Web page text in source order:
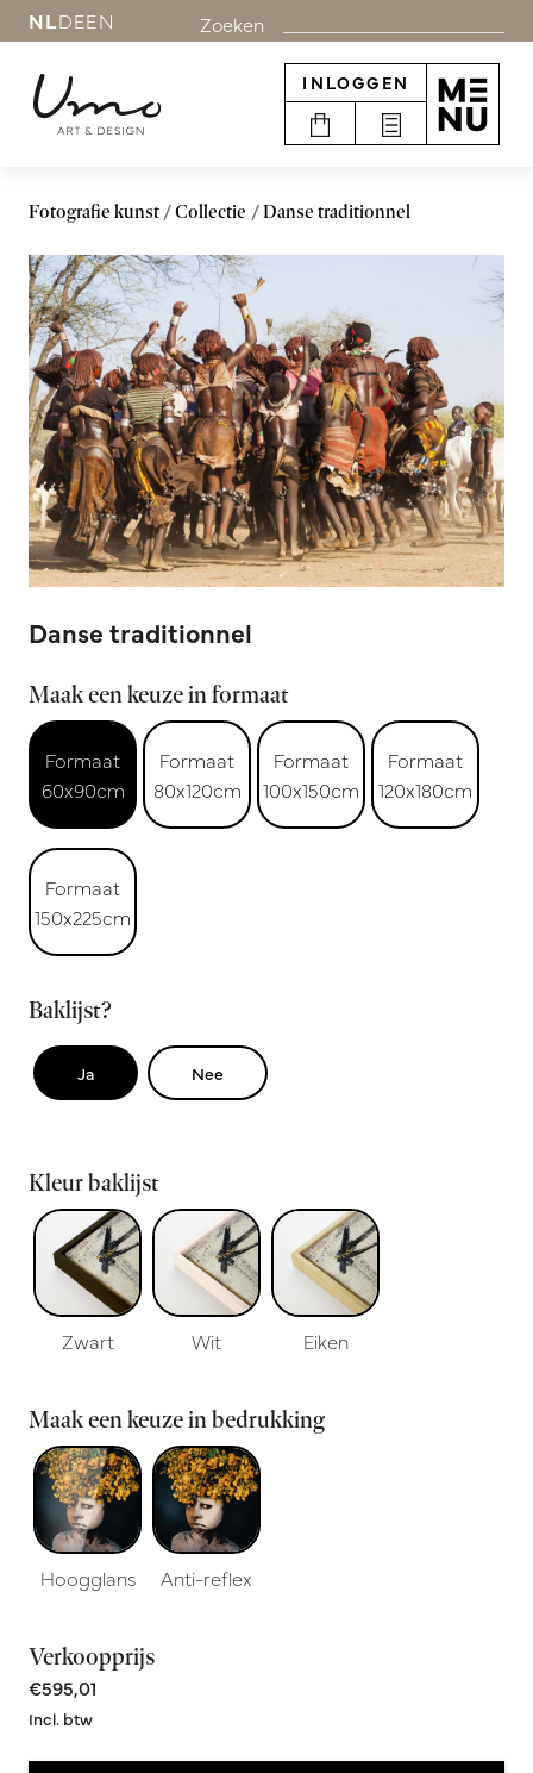
NLDEEN Zoeken
INLOGGEN
Fotografie kunst Collectie Danse traditionnel
Danse traditionnel
Maak een keuze in formaat
Formaat
60x90cm
Formaat
80x120cm
Formaat
100x150cm
Formaat
120x180cm
Formaat
150x225cm
Baklijst?
Ja Nee
Kleur baklijst
Zwart Wit Eiken
Maak een keuze in bedrukking
Hoogglans Anti-reflex
Verkoopprijs
€595,01
Incl. btw